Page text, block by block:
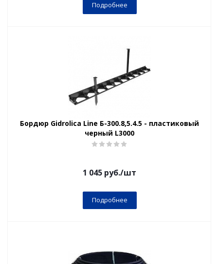
Подробнее
Бордюр Gidrolica Line Б-300.8,5.4.5 - пластиковый
черный L3000
1 045 руб./шт
Подробнее